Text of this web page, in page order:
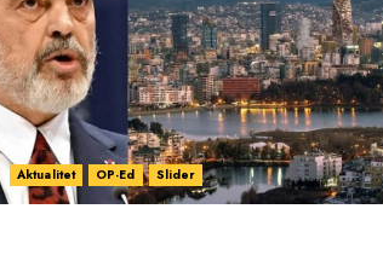
Aktualitet OP-Ed Slider